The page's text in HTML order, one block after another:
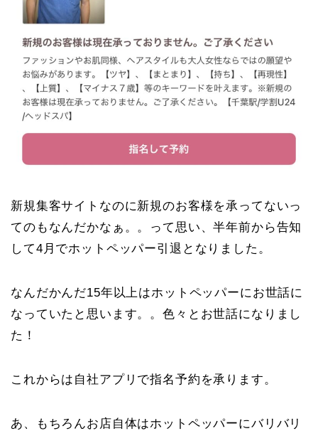
新規集客サイトなのに新規のお客様を承ってないっ
てのもなんだかなぁ。。って思い、半年前から告知
して4月でホットペッパー引退となりました。
なんだかんだ15年以上はホットペッパーにお世話に
なっていたと思います。。色々とお世話になりまし
た！
これからは自社アプリで指名予約を承ります。
あ、もちろんお店自体はホットペッパーにバリバリ